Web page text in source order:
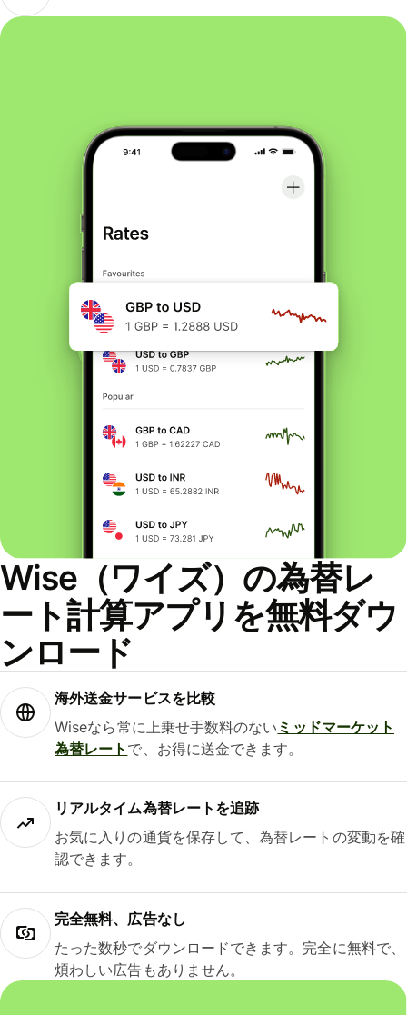
Wise（ワイズ）の為替レ
ート計算アプリを無料ダウ
ンロード
海外送金サービスを比較
Wiseなら常に上乗せ手数料のない ミッドマーケット
為替レート で、お得に送金できます。
リアルタイム為替レートを追跡
お気に入りの通貨を保存して、為替レートの変動を確
認できます。
完全無料、広告なし
たった数秒でダウンロードできます。完全に無料で、
煩わしい広告もありません。